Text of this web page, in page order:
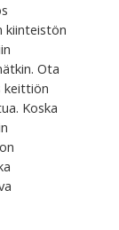
kiinteistön
Ota
keittiön
Koska